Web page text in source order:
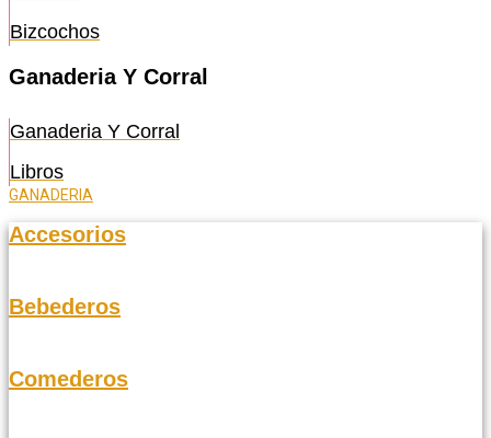
Bizcochos
Ganaderia Y Corral
Ganaderia Y Corral
Libros
GANADERIA
Accesorios
Bebederos
Comederos